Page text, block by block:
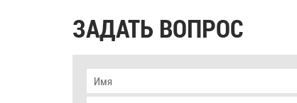
ЗАДАТЬ ВОПРОС